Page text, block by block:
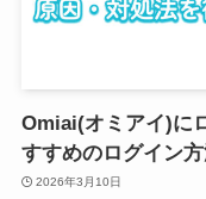
Omiai(オミアイ)に
すすめのログイン
2026年3月10日